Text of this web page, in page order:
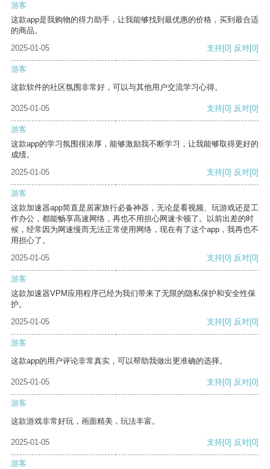
游客
这款app是我购物的得力助手，让我能够找到最优惠的价格，买到最合适
的商品。
2025-01-05
支持[0] 反对[0]
游客
这款软件的社区氛围非常好，可以与其他用户交流学习心得。
2025-01-05 支持[0] 反对[0]
游客
这款app的学习氛围很浓厚，能够激励我不断学习，让我能够取得更好的
成绩。
2025-01-05
支持[0] 反对[0]
游客
这款加速器app简直是居家旅行必备神器，无论是看视频、玩游戏还是工
作办公，都能畅享高速网络，再也不用担心网速卡顿了。以前出差的时
候，经常因为网速慢而无法正常使用网络，现在有了这个app，我再也不
用担心了。
2025-01-05
支持[0] 反对[0]
游客
这款加速器VPM应用程序已经为我们带来了无限的隐私保护和安全性保
护。
2025-01-05
支持[0] 反对[0]
游客
这款app的用户评论非常真实，可以帮助我做出更准确的选择。
2025-01-05 支持[0] 反对[0]
游客
这款游戏非常好玩，画面精美，玩法丰富。
2025-01-05 支持[0] 反对[0]
游客